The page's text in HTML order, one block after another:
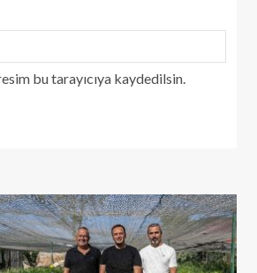
bu tarayıcıya kaydedilsin.